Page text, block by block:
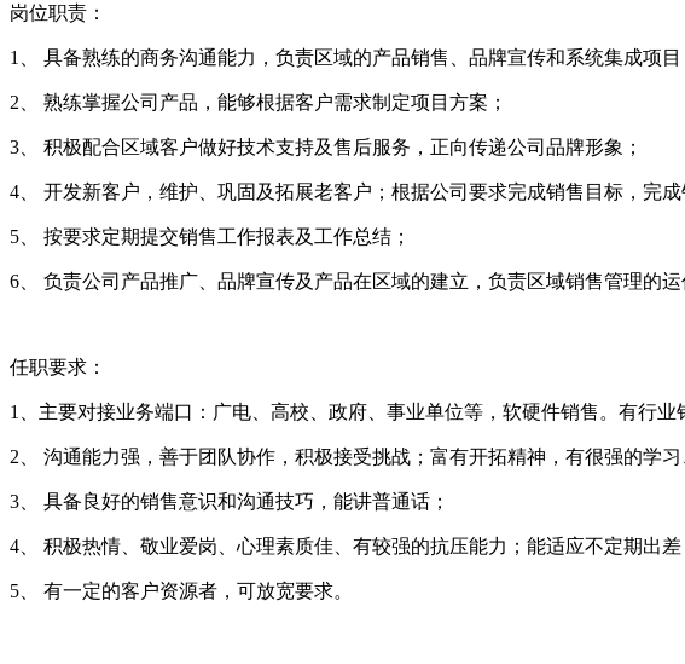
岗位职责：
1、 具备熟练的商务沟通能力，负责区域的产品销售、品牌宣传和系统集成项目
2、 熟练掌握公司产品，能够根据客户需求制定项目方案；
3、 积极配合区域客户做好技术支持及售后服务，正向传递公司品牌形象；
4、 开发新客户，维护、巩固及拓展老客户；根据公司要求完成销售目标，完成
5、 按要求定期提交销售工作报表及工作总结；
6、 负责公司产品推广、品牌宣传及产品在区域的建立，负责区域销售管理的运
任职要求：
1、主要对接业务端口：广电、高校、政府、事业单位等，软硬件销售。有行业
2、 沟通能力强，善于团队协作，积极接受挑战；富有开拓精神，有很强的学
3、 具备良好的销售意识和沟通技巧，能讲普通话；
4、 积极热情、敬业爱岗、心理素质佳、有较强的抗压能力；能适应不定期出差
5、 有一定的客户资源者，可放宽要求。